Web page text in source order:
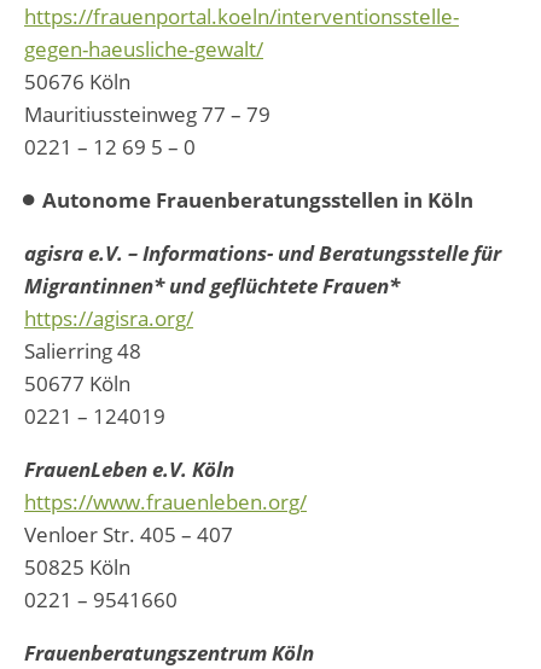
https://frauenportal.koeln/interventionsstelle-
gegen-haeusliche-gewalt/
50676 Köln
Mauritiussteinweg 77 – 79
0221 – 12 69 5 – 0
Autonome Frauenberatungsstellen in Köln
agisra e.V. – Informations- und Beratungsstelle für
Migrantinnen* und geflüchtete Frauen*
https://agisra.org/
Salierring 48
50677 Köln
0221 – 124019
FrauenLeben e.V. Köln
https://www.frauenleben.org/
Venloer Str. 405 – 407
50825 Köln
0221 – 9541660
Frauenberatungszentrum Köln